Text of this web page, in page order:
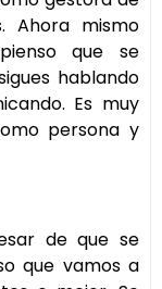
Ahora mismo
que se
hablando
Es muy
persona y
de que se
que vamos a